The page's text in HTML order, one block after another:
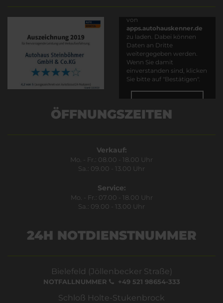
von
apps.autohauskenner.de
zu laden. Dabei können
Daten an Dritte
weitergegeben werden.
Wenn Sie damit
einverstanden sind, klicken
Sie bitte auf "Bestätigen".
ÖFFNUNGSZEITEN
Verkauf:
Mo. - Fr.: 08.00 - 18.00 Uhr
Sa.: 09.00 - 13.00 Uhr
Service:
Mo. - Fr.: 07.00 - 18.00 Uhr
Sa.: 09.00 - 13.00 Uhr
24H NOTDIENSTNUMMER
Bielefeld (Jöllenbecker Straße)
NOTFALLNUMMER +49 521 98654-333
Schloß Holte-Stukenbrock